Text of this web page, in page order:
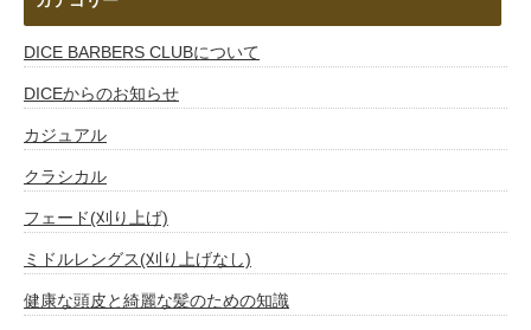
DICE BARBERS CLUBについて
DICEからのお知らせ
カジュアル
クラシカル
フェード(刈り上げ)
ミドルレングス(刈り上げなし)
健康な頭皮と綺麗な髪のための知識